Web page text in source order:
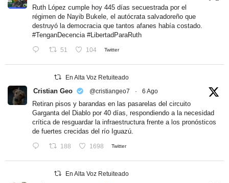
Ruth López cumple hoy 445 días secuestrada por el
régimen de Nayib Bukele, el autócrata salvadoreño que
destruyó la democracia que tantos afanes había costado.
#TenganDecencia #LibertadParaRuth
51 104 Twitter
En Alta Voz Retuiteado
Cristian Geo @cristiangeo7 · 6 Ago
Retiran pisos y barandas en las pasarelas del circuito
Garganta del Diablo por 40 días, respondiendo a la necesidad
crítica de resguardar la infraestructura frente a los pronósticos
de fuertes crecidas del río Iguazú.
188 1698 Twitter
En Alta Voz Retuiteado